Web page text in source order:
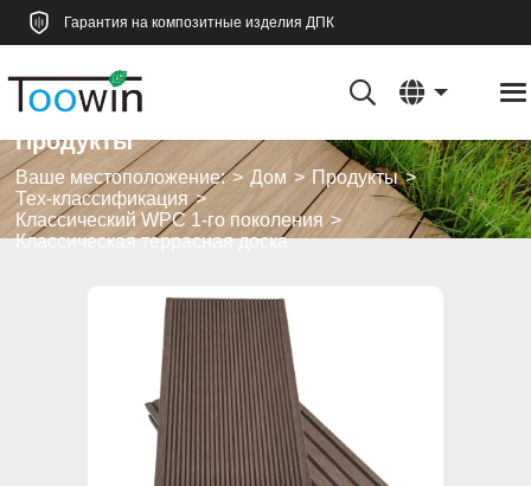
Гарантия на композитные изделия ДПК
Продукты
Ваше местоположение: Дом
Продукты
Тех-классификация
Классический WPC 1-го поколения
Классическая террасная доска